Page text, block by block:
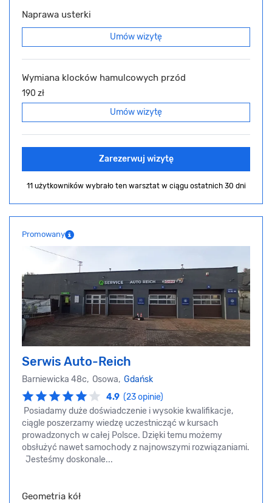
Naprawa usterki
Umów wizytę
Wymiana klocków hamulcowych przód
190 zł
Umów wizytę
Zarezerwuj wizytę
11 użytkowników wybrało ten warsztat w ciągu ostatnich 30 dni
Promowany
Serwis Auto-Reich
Barniewicka 48c, Osowa, Gdańsk
4.9 (23 opinie)
Posiadamy duże doświadczenie i wysokie kwalifikacje,
ciągle poszerzamy wiedzę uczestnicząć w kursach
prowadzonych w całej Polsce. Dzięki temu możemy
obsłużyć nawet samochody z najnowszymi rozwiązaniami.
Jesteśmy doskonale...
Geometria kół